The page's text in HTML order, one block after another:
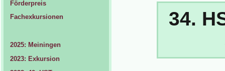
34.
Förderpreis
Fachexkursionen
2025: Meiningen
2023: Exkursion